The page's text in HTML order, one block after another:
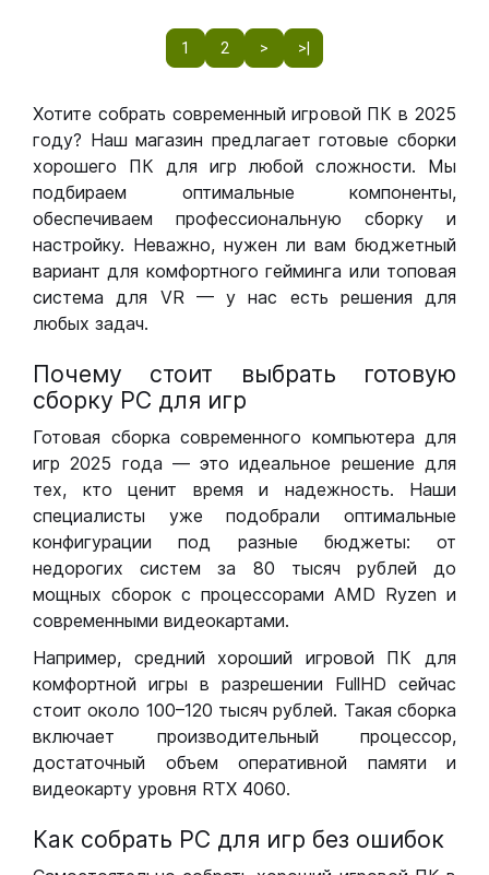
1 2 > >|
Хотите собрать современный игровой ПК в 2025
году? Наш магазин предлагает готовые сборки
хорошего ПК для игр любой сложности. Мы
подбираем оптимальные компоненты,
обеспечиваем профессиональную сборку и
настройку. Неважно, нужен ли вам бюджетный
вариант для комфортного гейминга или топовая
система для VR — у нас есть решения для
любых задач.
Почему стоит выбрать готовую
сборку РС для игр
Готовая сборка современного компьютера для
игр 2025 года — это идеальное решение для
тех, кто ценит время и надежность. Наши
специалисты уже подобрали оптимальные
конфигурации под разные бюджеты: от
недорогих систем за 80 тысяч рублей до
мощных сборок с процессорами AMD Ryzen и
современными видеокартами.
Например, средний хороший игровой ПК для
комфортной игры в разрешении FullHD сейчас
стоит около 100–120 тысяч рублей. Такая сборка
включает производительный процессор,
достаточный объем оперативной памяти и
видеокарту уровня RTX 4060.
Как собрать РС для игр без ошибок